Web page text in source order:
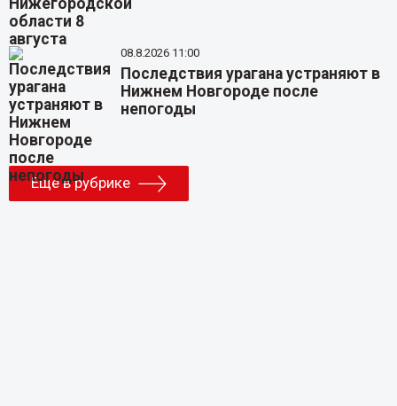
08.8.2026 11:00
Последствия урагана устраняют в
Нижнем Новгороде после
непогоды
Еще в рубрике